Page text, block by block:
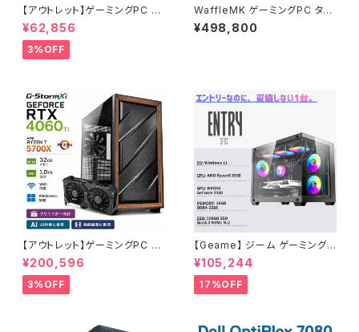
【アウトレット】ゲーミングPC エ
ントリーモデル ケースが映える！
デスクトップPC タワー型 G-St
ormRシリーズ - GeForce GT
X 1060 - 12GBメモリ -
¥62,856
3%OFF
WaffleMK ゲーミングPC タワ
ー型 G-StormXi Geforce R
TX 5070 Core i9-13900F 3
¥498,800
【アウトレット】ゲーミングPC 未
使用品 RTX4060Ti Ryzen7
5700X メモリ32GB SSD1TB
AI 動画編集 90日保証 G-Stor
m
¥200,596
3%OFF
【Geame】 ジーム ゲーミングP
C デスクトップ Certified GPU
RTX2060 Ryzen5 3500 メ
モリ16GB SSD 500GB WiFi
Windows11 動画編集 G-Stor
¥105,244
17%OFF